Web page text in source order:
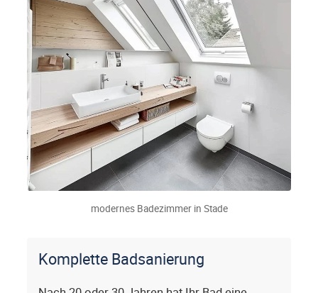
modernes Badezimmer in Stade
Komplette Badsanierung